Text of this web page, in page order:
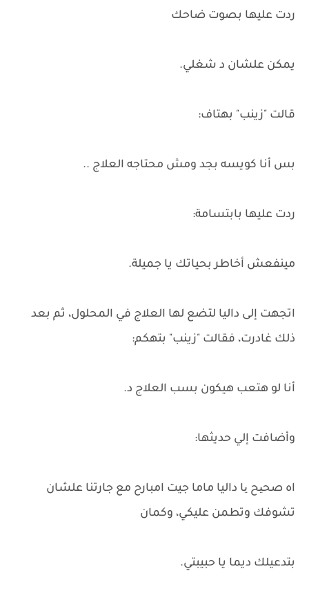
ردت عليها بصوت ضاحك
يمكن علشان د شغلي.
قالت "زينب" بهتاف:
بس أنا كويسه بجد ومش محتاجه العلاج ..
ردت عليها بابتسامة:
مينفعش أخاطر بحياتك يا جميلة.
اتجهت إلى داليا لتضع لها العلاج في المحلول، ثم بعد
ذلك غادرت، فقالت "زينب" بتهكم:
أنا لو هتعب هيكون بسب العلاج د.
وأضافت إلي حديثها:
اه صحیح یا داليا ماما جيت امبارح مع جارتنا علشان
تشوفك وتطمن عليكي، وكمان
بتدعيلك ديما يا حبيبتي.